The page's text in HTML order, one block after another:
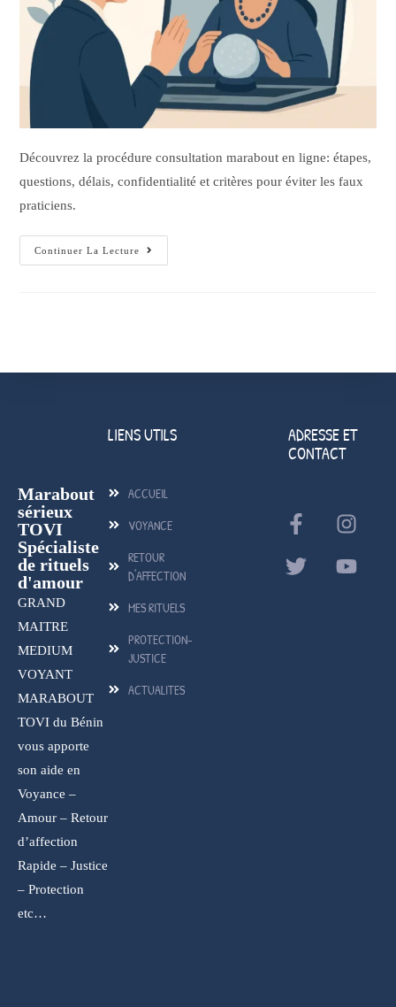
Découvrez la procédure consultation marabout en ligne: étapes,
questions, délais, confidentialité et critères pour éviter les faux
praticiens.
Continuer La Lecture
Marabout
sérieux
TOVI
Spécialiste
de rituels
d'amour
GRAND
MAITRE
MEDIUM
VOYANT
MARABOUT
TOVI du Bénin
vous apporte
son aide en
Voyance –
Amour – Retour
d’affection
Rapide – Justice
– Protection
etc…
LIENS UTILS
ACCUEIL
VOYANCE
RETOUR
D'AFFECTION
MES RITUELS
PROTECTION-
JUSTICE
ACTUALITES
ADRESSE ET
CONTACT